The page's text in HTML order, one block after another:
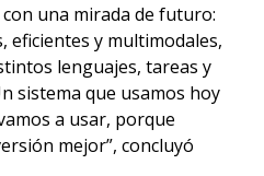
una mirada de futuro:
eficientes y multimodales,
lenguajes, tareas y
sistema que usamos hoy
a usar, porque
mejor”, concluyó